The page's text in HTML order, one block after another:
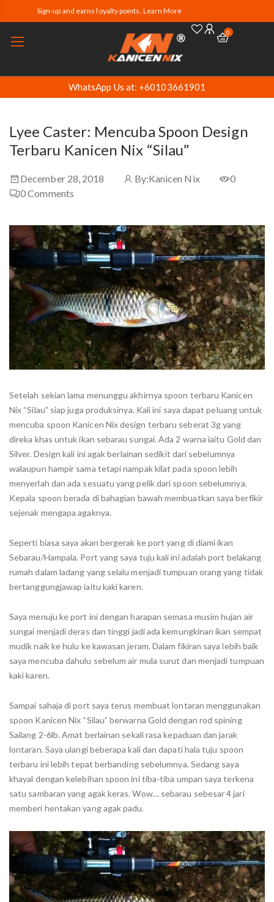
Sign-up and earns loyalty points. Learn More
0
WhatsApp Us at: +60103661901
Lyee Caster: Mencuba Spoon Design
Terbaru Kanicen Nix “Silau”
December 28, 2018 By:Kanicen Nix
0
0Comments
Setelah sekian lama menunggu akhirnya spoon terbaru Kanicen
Nix “Silau” siap juga produksinya. Kali ini saya dapat peluang untuk
mencuba spoon Kanicen Nix design terbaru seberat 3g yang
direka khas untuk ikan sebarau sungai. Ada 2 warna iaitu Gold dan
Silver. Design kali ini agak berlainan sedikit dari sebelumnya
walaupun hampir sama tetapi nampak kilat pada spoon lebih
menyerlah dan ada sesuatu yang pelik dari spoon sebelumnya.
Kepala spoon berada di bahagian bawah membuatkan saya berfikir
sejenak mengapa agaknya.
Seperti biasa saya akan bergerak ke port yang di diami ikan
Sebarau/Hampala. Port yang saya tuju kali ini adalah port belakang
rumah dalam ladang yang selalu menjadi tumpuan orang yang tidak
bertanggungjawap iaitu kaki karen.
Saya menuju ke port ini dengan harapan semasa musim hujan air
sungai menjadi deras dan tinggi jadi ada kemungkinan ikan sempat
mudik naik ke hulu ke kawasan jeram. Dalam fikiran saya lebih baik
saya mencuba dahulu sebelum air mula surut dan menjadi tumpuan
kaki karen.
Sampai sahaja di port saya terus membuat lontaran menggunakan
spoon Kanicen Nix “Silau” berwarna Gold dengan rod spining
Sailang 2-6lb. Amat berlainan sekali rasa kepaduan dan jarak
lontaran. Saya ulangi beberapa kali dan dapati hala tuju spoon
terbaru ini lebih tepat berbanding sebelumnya. Sedang saya
khayal dengan kelebihan spoon ini tiba-tiba umpan saya terkena
satu sambaran yang agak keras. Wow… sebarau sebesar 4 jari
memberi hentakan yang agak padu.